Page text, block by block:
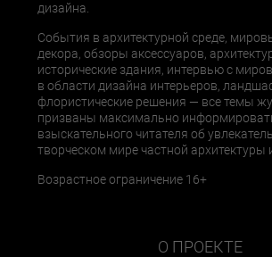
дизайна.
События в архитектурной среде,
декора, обзоры аксессуаров,
исторические здания, интервью с
в области дизайна интерьеров,
флористические решения — все темы
призваны максимально
взыскательного читателя об
творческом мире частной архитектуры
Возрастное ограничение 16+
О ПРОЕКТЕ